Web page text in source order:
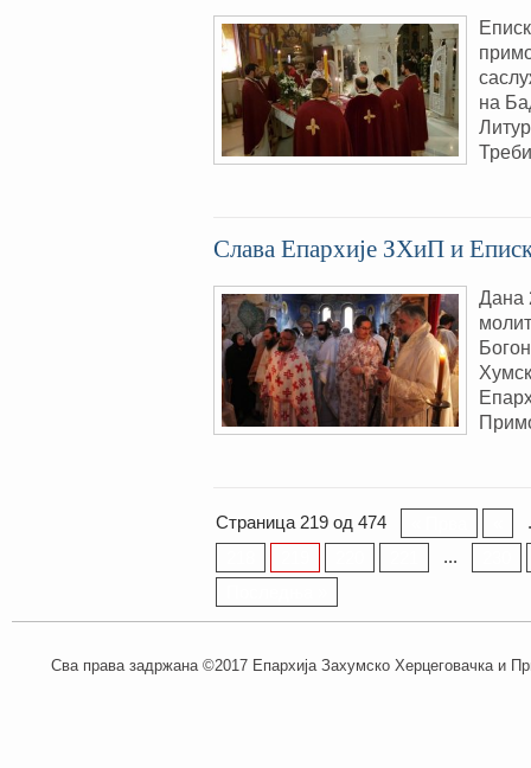
на
Слава Епархије ЗХиП и
Дана
Страница 219 од 474
...
Сва права задржана ©2017 Епархија Захумско Херцеговачка и